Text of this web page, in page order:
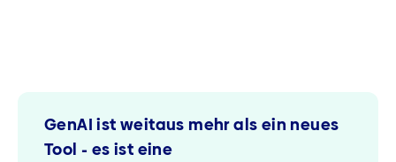
GenAI ist weitaus mehr als ein neues
Tool - es ist eine